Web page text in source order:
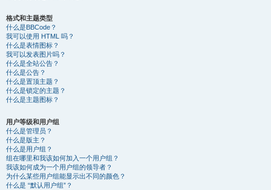
格式和主题类型
什么是BBCode？
我可以使用 HTML 吗？
什么是表情图标？
我可以发表图片吗？
什么是全站公告？
什么是公告？
什么是置顶主题？
什么是锁定的主题？
什么是主题图标？
用户等级和用户组
什么是管理员？
什么是版主？
什么是用户组？
组在哪里和我该如何加入一个用户组？
我该如何成为一个用户组的领导者？
为什么某些用户组能显示出不同的颜色？
什么是 “默认用户组”？